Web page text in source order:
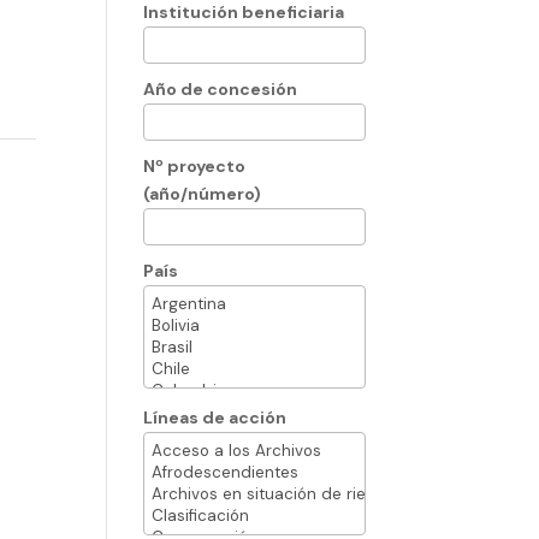
Institución beneficiaria
Año de concesión
Nº proyecto
(año/número)
País
Líneas de acción